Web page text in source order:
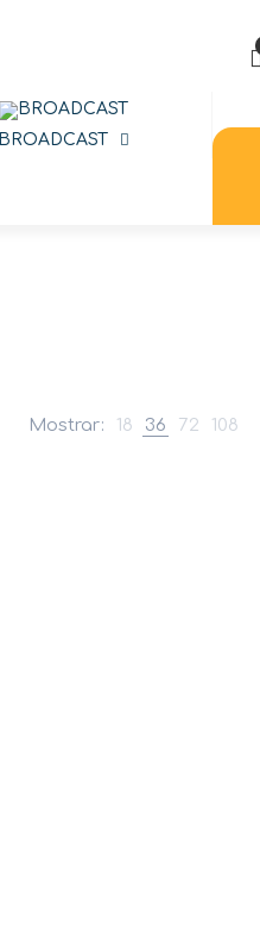
BROADCAST
Mostrar: 18 36 72 108